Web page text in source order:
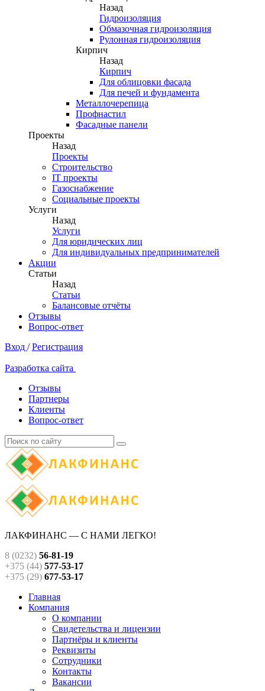
Назад
Гидроизоляция
Обмазочная гидроизоляция
Рулонная гидроизоляция
Кирпич
Назад
Кирпич
Для облицовки фасада
Для печей и фундамента
Металлочерепица
Профнастил
Фасадные панели
Проекты
Назад
Проекты
Строительство
IT проекты
Газоснабжение
Социальные проекты
Услуги
Назад
Услуги
Для юридических лиц
Для индивидуальных предпринимателей
Акции
Статьи
Назад
Статьи
Балансовые отчёты
Отзывы
Вопрос-ответ
Вход /Регистрация
Разработка сайта
Отзывы
Партнеры
Клиенты
Вопрос-ответ
ЛАКФИНАНС — С НАМИ ЛЕГКО!
8 (0232) 56-81-19
+375 (44) 577-53-17
+375 (29) 677-53-17
Главная
Компания
О компании
Свидетельства и лицензии
Партнёры и клиенты
Реквизиты
Сотрудники
Контакты
Вакансии